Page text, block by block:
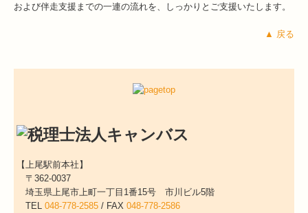
および伴走支援までの一連の流れを、しっかりとご支援いたします。
▲ 戻る
【上尾駅前本社】
〒362-0037
埼玉県上尾市上町一丁目1番15号 市川ビル5階
TEL048-778-2585 / FAX048-778-2586